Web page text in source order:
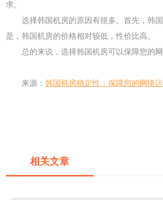
求。
选择韩国机房的原因有很多。首先，韩
是，韩国机房的价格相对较低，性价比高。
总的来说，选择韩国机房可以保障您的
来源： 韩国机房稳定性：保障您的网络
相关文章